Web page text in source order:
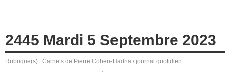
2445 Mardi 5 Septembre 2023
Rubrique(s) : Carnets de Pierre Cohen-Hadria / journal quotidien